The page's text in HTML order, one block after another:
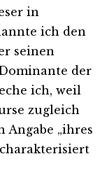
in
ich den
seinen
der
ich, weil
zugleich
Angabe „ihres